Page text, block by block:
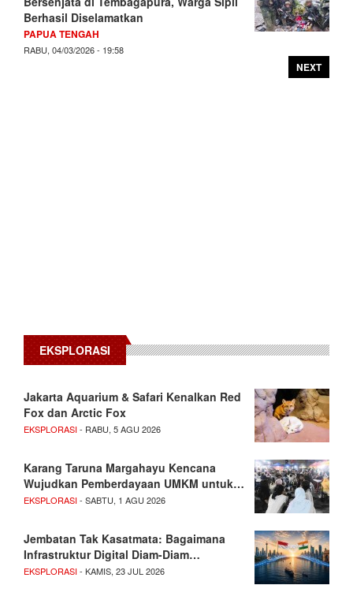
Berhasil Diselamatkan
PAPUA TENGAH
RABU, 04/03/2026 - 19:58
NEXT
EKSPLORASI
Jakarta Aquarium & Safari Kenalkan Red
Fox dan Arctic Fox
EKSPLORASI- RABU, 5 AGU 2026
Karang Taruna Margahayu Kencana
Wujudkan Pemberdayaan UMKM untuk…
EKSPLORASI- SABTU, 1 AGU 2026
Jembatan Tak Kasatmata: Bagaimana
Infrastruktur Digital Diam-Diam…
EKSPLORASI- KAMIS, 23 JUL 2026